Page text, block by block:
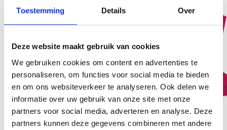
Toestemming Details Over
Deze website maakt gebruik van cookies
We gebruiken cookies om content en advertenties te
personaliseren, om functies voor social media te bieden
en om ons websiteverkeer te analyseren. Ook delen we
informatie over uw gebruik van onze site met onze
partners voor social media, adverteren en analyse. Deze
partners kunnen deze gegevens combineren met andere